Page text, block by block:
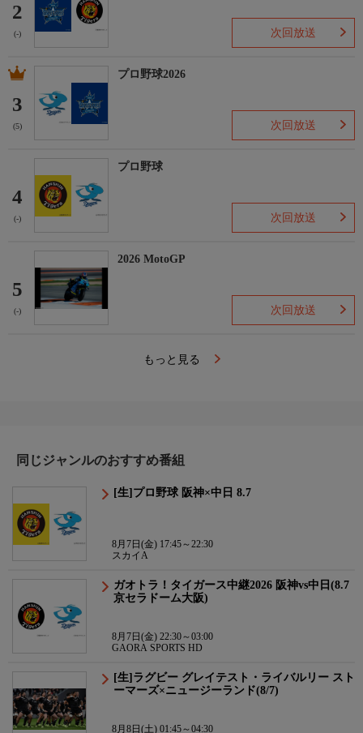
2
(-) 次回放送
3
(5)
プロ野球2026
次回放送
4
(-)
プロ野球
次回放送
5
(-)
2026 MotoGP
次回放送
もっと見る
同じジャンルのおすすめ番組
[生]プロ野球 阪神×中日 8.7
8月7日(金) 17:45～22:30
スカイA
ガオトラ！タイガース中継2026 阪神vs中日(8.7
京セラドーム大阪)
8月7日(金) 22:30～03:00
GAORA SPORTS HD
[生]ラグビー グレイテスト・ライバルリー スト
ーマーズ×ニュージーランド(8/7)
8月8日(土) 01:45～04:30